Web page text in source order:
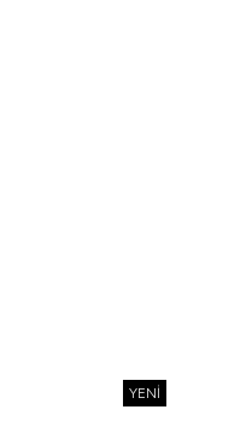
YENI